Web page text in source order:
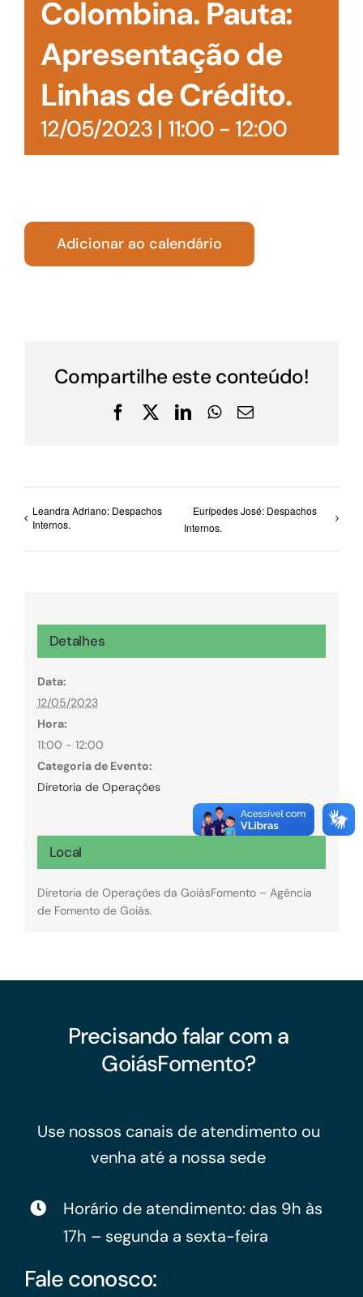
Colombina. Pauta:
Apresentação de
Linhas de Crédito.
12/05/2023 | 11:00- 12:00
Adicionar ao calendário
Compartilhe este conteúdo!
Facebook
X LinkedInWhatsApp
E-
Leandra Adriano: Despachos
Internos.
Eurípedes José: Despachos
Internos.
Detalhes
Data:
12/05/2023
Hora:
11:00 - 12:00
Categoria de Evento:
Diretoria de Operações
Local
Diretoria de Operações da GoiásFomento – Agência
de Fomento de Goiás.
Precisando falar com a
GoiásFomento?
Use nossos canais de atendimento ou
venha até a nossa sede
Horário de atendimento: das 9h às
17h – segunda a sexta-feira
Fale conosco: